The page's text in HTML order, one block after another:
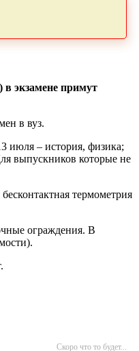
в экзамене примут
в вуз.
июля – история, физика;
выпускников которые не
термометрия
ограждения. В
Скоро что то будет...